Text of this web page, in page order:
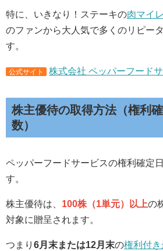
特に、いきなり！ステーキの肉マイ
のファンから大人気で多くのリピー
す。
公式サイト 株式会社 ペッパーフード
株主優待の取得方法（権利
数）
ペッパーフードサービスの権利確定
す。
株主優待は、 100株（1単元）以上の
対象に贈呈されます。
つまり 6月末または12月末の権利付き